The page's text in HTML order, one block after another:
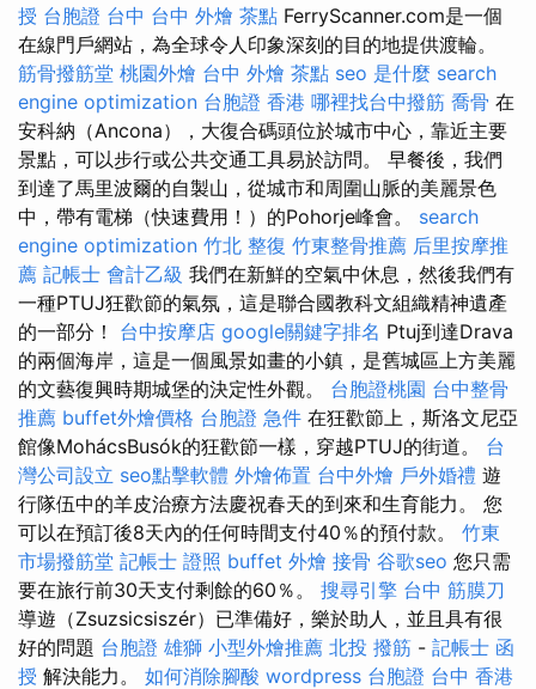
授 台胞證 台中 台中 外燴 茶點 FerryScanner.com是一個
在線門戶網站，為全球令人印象深刻的目的地提供渡輪。
筋骨撥筋堂 桃園外燴 台中 外燴 茶點 seo 是什麼 search
engine optimization 台胞證 香港 哪裡找台中撥筋 喬骨 在
安科納（Ancona），大復合碼頭位於城市中心，靠近主要
景點，可以步行或公共交通工具易於訪問。 早餐後，我們
到達了馬里波爾的自製山，從城市和周圍山脈的美麗景色
中，帶有電梯（快速費用！）的Pohorje峰會。 search
engine optimization 竹北 整復 竹東整骨推薦 后里按摩推
薦 記帳士 會計乙級 我們在新鮮的空氣中休息，然後我們有
一種PTUJ狂歡節的氣氛，這是聯合國教科文組織精神遺產
的一部分！ 台中按摩店 google關鍵字排名 Ptuj到達Drava
的兩個海岸，這是一個風景如畫的小鎮，是舊城區上方美麗
的文藝復興時期城堡的決定性外觀。 台胞證桃園 台中整骨
推薦 buffet外燴價格 台胞證 急件 在狂歡節上，斯洛文尼亞
館像MohácsBusók的狂歡節一樣，穿越PTUJ的街道。 台
灣公司設立 seo點擊軟體 外燴佈置 台中外燴 戶外婚禮 遊
行隊伍中的羊皮治療方法慶祝春天的到來和生育能力。 您
可以在預訂後8天內的任何時間支付40％的預付款。 竹東
市場撥筋堂 記帳士 證照 buffet 外燴 接骨 谷歌seo 您只需
要在旅行前30天支付剩餘的60％。 搜尋引擎 台中 筋膜刀
導遊（Zsuzsicsiszér）已準備好，樂於助人，並且具有很
好的問題 台胞證 雄獅 小型外燴推薦 北投 撥筋 - 記帳士 函
授 解決能力。 如何消除腳酸 wordpress 台胞證 台中 香港